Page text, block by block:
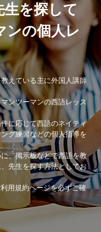
生を探して
ンの個人レ
えている主に外国人講師
ンツーマンの西語レッス
に応じて西語のネイティ
グ練習などの個人指導を
、掲示板などで西語を教
先生を探す方法としてお
用規約ページを必ずご確